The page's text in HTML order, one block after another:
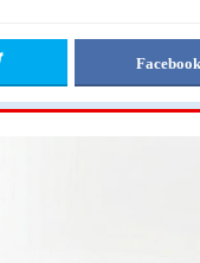
Facebook